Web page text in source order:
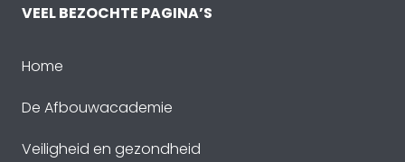
VEEL BEZOCHTE PAGINA’S
Home
De Afbouwacademie
Veiligheid en gezondheid